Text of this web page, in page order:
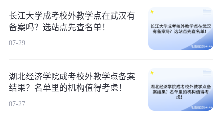
长江大学成考校外教学点在武汉有
备案吗？选站点先查名单！
07-29
湖北经济学院成考校外教学点备案
结果？名单里的机构值得考虑！
07-27